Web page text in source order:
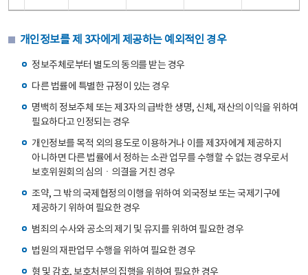
개인정보를 제 3자에게 제공하는 예외적인 경우
정보주체로부터 별도의 동의를 받는 경우
다른 법률에 특별한 규정이 있는 경우
명백히 정보주체 또는 제3자의 급박한 생명, 신체, 재산의 이익을 위하여
필요하다고 인정되는 경우
개인정보를 목적 외의 용도로 이용하거나 이를 제3자에게 제공하지
아니하면 다른 법률에서 정하는 소관 업무를 수행할 수 없는 경우로서
보호위원회의 심의ㆍ의결을 거친 경우
조약, 그 밖의 국제협정의 이행을 위하여 외국정보 또는 국제기구에
제공하기 위하여 필요한 경우
범죄의 수사와 공소의 제기 및 유지를 위하여 필요한 경우
법원의 재판업무 수행을 위하여 필요한 경우
형 및 감호, 보호처분의 집행을 위하여 필요한 경우